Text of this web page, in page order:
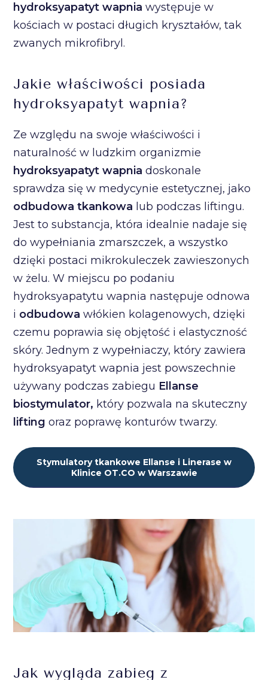
hydroksyapatyt wapnia występuje w
kościach w postaci długich kryształów, tak
zwanych mikrofibryl.
Jakie właściwości posiada
hydroksyapatyt wapnia?
Ze względu na swoje właściwości i
naturalność w ludzkim organizmie
hydroksyapatyt wapnia doskonale
sprawdza się w medycynie estetycznej, jako
odbudowa tkankowa lub podczas liftingu.
Jest to substancja, która idealnie nadaje się
do wypełniania zmarszczek, a wszystko
dzięki postaci mikrokuleczek zawieszonych
w żelu. W miejscu po podaniu
hydroksyapatytu wapnia następuje odnowa
i odbudowa włókien kolagenowych, dzięki
czemu poprawia się objętość i elastyczność
skóry. Jednym z wypełniaczy, który zawiera
hydroksyapatyt wapnia jest powszechnie
używany podczas zabiegu Ellanse
biostymulator, który pozwala na skuteczny
liftingoraz poprawę konturów twarzy.
Stymulatory tkankowe Ellanse i Linerase w
Klinice OT.CO w Warszawie
Jak wygląda zabieg z